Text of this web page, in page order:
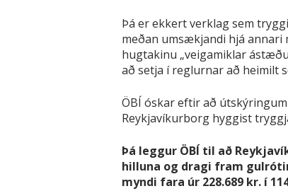
Þá er ekkert verklag sem
meðan umsækjandi hjá
hugtakinu „veigamiklar
að setja í reglurnar að heimilt
ÖBÍ óskar eftir að
Reykjavíkurborg hyggist
Þá leggur ÖBÍ til að
hilluna og dragi fram
myndi fara úr 228.689 kr. í